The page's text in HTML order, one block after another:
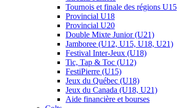
Tournois et finale des régions U15
Provincial U18
Provincial U20
Double Mixte Junior (U21)
Jamboree (U12, U15, U18, U21)
Festival Inter-Jeux (U18)
Tic, Tap & Toc (U12)
FestiPierre (U15)
Jeux du Québec (U18)
Jeux du Canada (U18, U21)
Aide financière et bourses